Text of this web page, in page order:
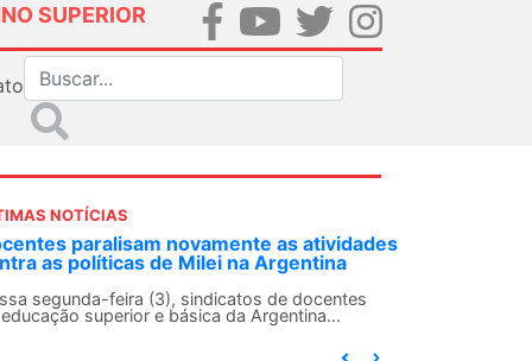
SUPERIOR
NOTÍCIAS
SN convoca docentes para Dia de
Internacionalista com Cuba em
de agosto
SN conclama suas seções sindicais e o